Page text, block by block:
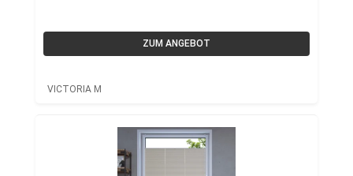
ZUM ANGEBOT
VICTORIA M